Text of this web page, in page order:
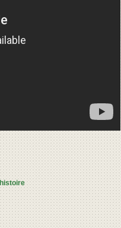
histoire